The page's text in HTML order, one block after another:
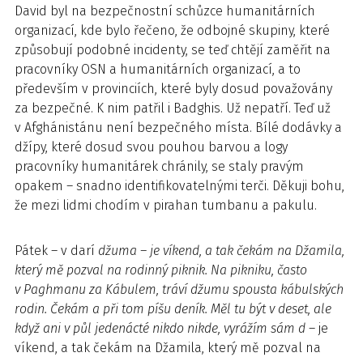
David byl na bezpečnostní schůzce humanitárních
organizací, kde bylo řečeno, že odbojné skupiny, které
způsobují podobné incidenty, se teď chtějí zaměřit na
pracovníky OSN a humanitárních organizací, a to
především v provinciích, které byly dosud považovány
za bezpečné. K nim patřil i Badghis. Už nepatří. Teď už
v Afghánistánu není bezpečného místa. Bílé dodávky a
džípy, které dosud svou pouhou barvou a logy
pracovníky humanitárek chránily, se staly pravým
opakem – snadno identifikovatelnými terči. Děkuji bohu,
že mezi lidmi chodím v pirahan tumbanu a pakulu.
Pátek – v darí džuma – je víkend, a tak čekám na Džamila,
který mě pozval na rodinný piknik. Na pikniku, často
v Paghmanu za Kábulem, tráví džumu spousta kábulských
rodin. Čekám a při tom píšu deník. Měl tu být v deset, ale
když ani v půl jedenácté nikdo nikde, vyrážím sám d – je
víkend, a tak čekám na Džamila, který mě pozval na